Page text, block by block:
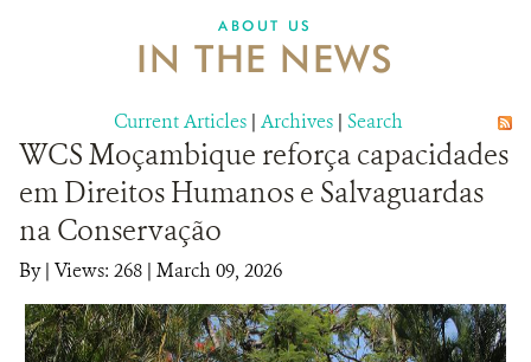
ABOUT US
IN THE NEWS
Current Articles | Archives | Search
WCS Moçambique reforça capacidades
em Direitos Humanos e Salvaguardas
na Conservação
By| Views: 268 | March 09, 2026